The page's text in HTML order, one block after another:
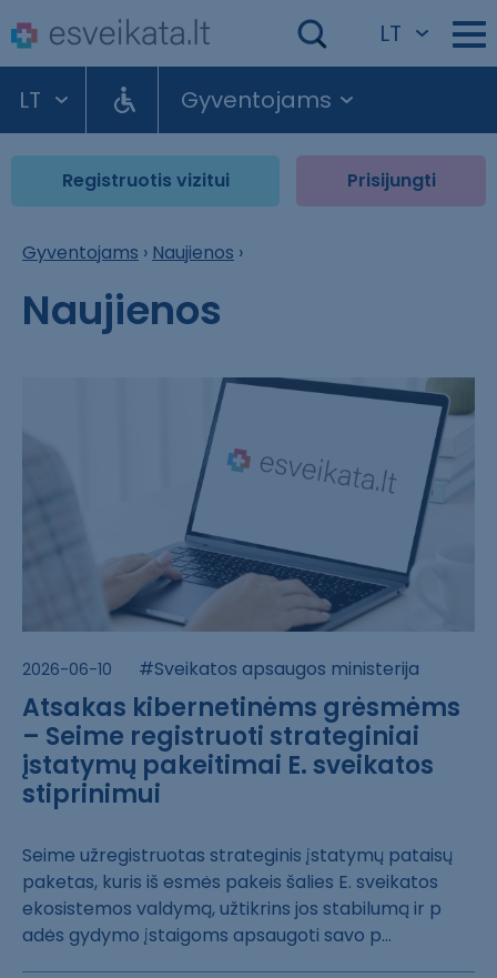
LT
LT Gyventojams
Registruotis vizitui Prisijungti
Gyventojams › Naujienos ›
Naujienos
2026-06-10 #Sveikatos apsaugos ministerija
Atsakas kibernetinėms grėsmėms
– Seime registruoti strateginiai
įstatymų pakeitimai E. sveikatos
stiprinimui
Seime užregistr​uotas strategin​is įstatymų pat​aisų
paketas, k​uris iš esmės p​akeis šalies E.​ sveikatos
ekos​istemos valdymą​, užtikrins jos​ stabilumą ir p​
adės gydymo įst​aigoms apsaugot​i savo p...